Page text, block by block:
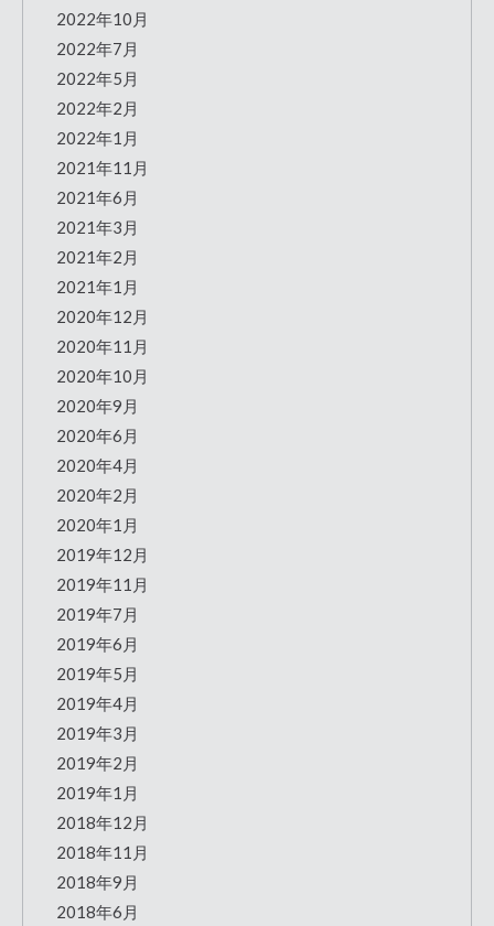
2022年10月
2022年7月
2022年5月
2022年2月
2022年1月
2021年11月
2021年6月
2021年3月
2021年2月
2021年1月
2020年12月
2020年11月
2020年10月
2020年9月
2020年6月
2020年4月
2020年2月
2020年1月
2019年12月
2019年11月
2019年7月
2019年6月
2019年5月
2019年4月
2019年3月
2019年2月
2019年1月
2018年12月
2018年11月
2018年9月
2018年6月